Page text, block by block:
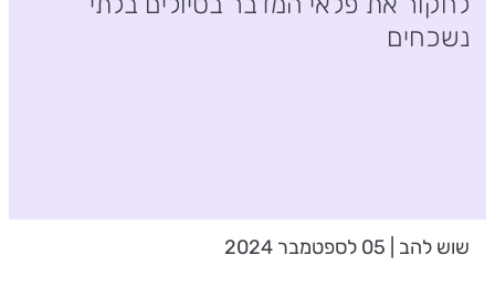
נשכחים
שוש להב | 05 לספטמבר 2024